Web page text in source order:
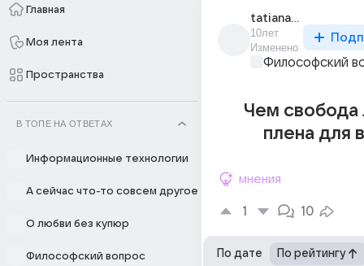
Главная
Моя лента
Пространства
В ТОПЕ НА ОТВЕТАХ
Информационные технологии
А сейчас что-то совсем другое
О любви без купюр
Философский вопрос
tatiana_77855
10лет
Изменено
Философский
Чем свобода
плена для
мнения
1 10
По дате По рейтингу